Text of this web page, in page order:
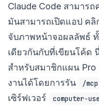
Claude Code สามาร
มันสามารถเปิดแอป ค
จับภาพหน้าจอผลลัพธ์
เดียวกันกับที่เขียนโค้ด
สำหรับสมาชิกแผน Pro
งานได้โดยการรัน
/mcp
เซิร์ฟเวอร์
computer-use